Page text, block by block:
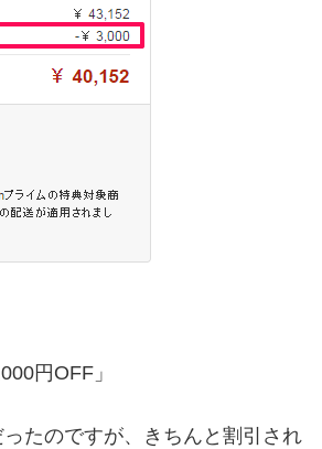
円OFF」
たのですが、きちんと割引され